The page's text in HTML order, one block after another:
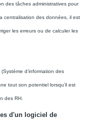
des tâches administratives pour
centralisation des données, il est
les erreurs ou de calculer les
d’information des
tout son potentiel lorsqu’il est
des RH.
d'un logiciel de